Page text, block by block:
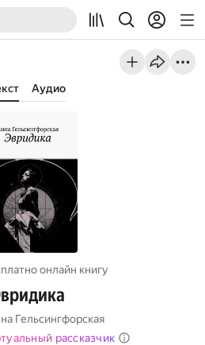
Аудио
онлайн книгу
Гельсингфорская
рассказчик